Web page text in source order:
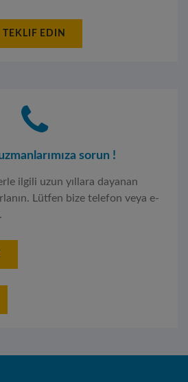
TEKLIF EDIN
sorun !
ilgili uzun yıllara dayanan
Lütfen bize telefon veya e-